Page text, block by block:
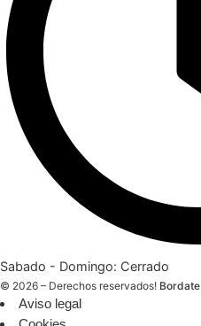
Sabado - Domingo: Cerrado
© 2026 – Derechos reservados! Bordate
Aviso legal